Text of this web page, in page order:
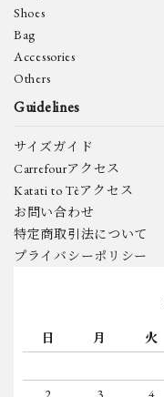
Shoes
Bag
Accessories
Others
Guidelines
サイズガイド
Carrefourアクセス
Katati to Tèアクセス
お問い合わせ
特定商取引法について
プライバシーポリシー
日 月 火